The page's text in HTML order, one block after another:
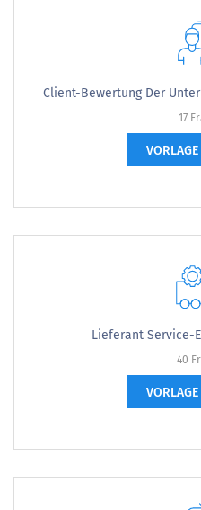
Client-Bewertung Der
17
Lieferant Service-
40